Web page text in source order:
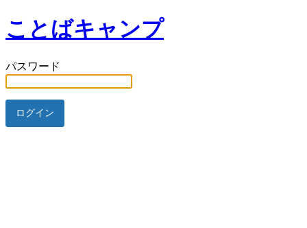
ことばキャンプ
パスワード